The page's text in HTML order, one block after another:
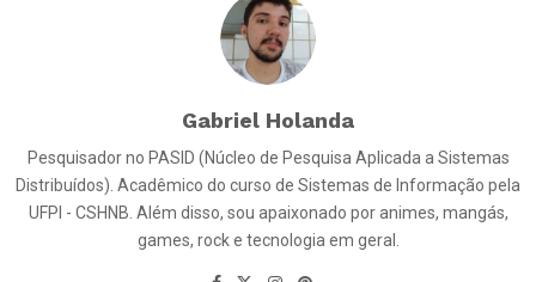
Gabriel Holanda
Pesquisador no PASID (Núcleo de Pesquisa Aplicada a Sistemas
Distribuídos). Acadêmico do curso de Sistemas de Informação pela
UFPI - CSHNB. Além disso, sou apaixonado por animes, mangás,
games, rock e tecnologia em geral.